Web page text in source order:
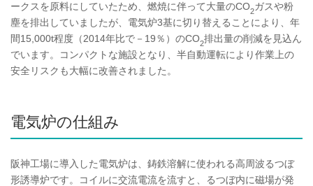
ークスを原料にしていたため、燃焼に伴って大量のCO2ガスや粉
塵を排出していましたが、電気炉3基に切り替えることにより、年
間15,000t程度（2014年比で－19％）のCO2排出量の削減を見込ん
でいます。コンパクトな施設となり、半自動運転により作業上の
安全リスクも大幅に改善されました。
電気炉の仕組み
阪神工場に導入した電気炉は、鋳鉄溶解に使われる高周波るつぼ
形誘導炉です。コイルに交流電流を流すと、るつぼ内に磁場が発